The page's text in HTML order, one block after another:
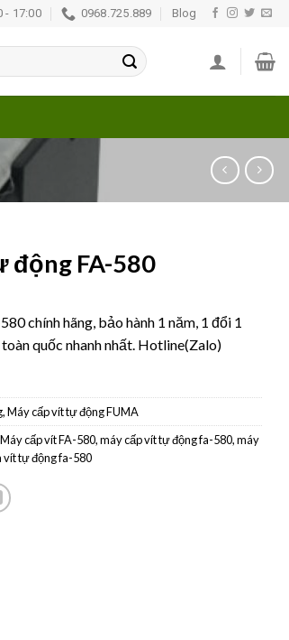
- 17:00 0968.725.889 Blog
động FA-580
chính hãng, bảo hành 1 năm, 1 đổi 1
quốc nhanh nhất. Hotline(Zalo)
,Máy cấp vít tự động FUMA
Máy cấp vít FA-580,máy cấp vít tự động fa-580,máy
vít tự động fa-580